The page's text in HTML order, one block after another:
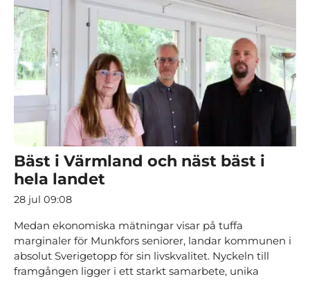
Bäst i Värmland och näst bäst i
hela landet
28 jul 09:08
Medan ekonomiska mätningar visar på tuffa
marginaler för Munkfors seniorer, landar kommunen i
absolut Sverigetopp för sin livskvalitet. Nyckeln till
framgången ligger i ett starkt samarbete, unika